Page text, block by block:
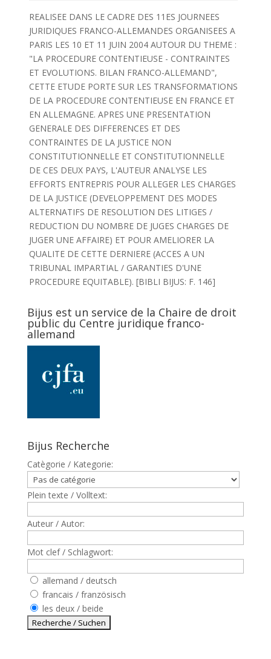
REALISEE DANS LE CADRE DES 11ES JOURNEES
JURIDIQUES FRANCO-ALLEMANDES ORGANISEES A
PARIS LES 10 ET 11 JUIN 2004 AUTOUR DU THEME :
"LA PROCEDURE CONTENTIEUSE - CONTRAINTES
ET EVOLUTIONS. BILAN FRANCO-ALLEMAND",
CETTE ETUDE PORTE SUR LES TRANSFORMATIONS
DE LA PROCEDURE CONTENTIEUSE EN FRANCE ET
EN ALLEMAGNE. APRES UNE PRESENTATION
GENERALE DES DIFFERENCES ET DES
CONTRAINTES DE LA JUSTICE NON
CONSTITUTIONNELLE ET CONSTITUTIONNELLE
DE CES DEUX PAYS, L'AUTEUR ANALYSE LES
EFFORTS ENTREPRIS POUR ALLEGER LES CHARGES
DE LA JUSTICE (DEVELOPPEMENT DES MODES
ALTERNATIFS DE RESOLUTION DES LITIGES /
REDUCTION DU NOMBRE DE JUGES CHARGES DE
JUGER UNE AFFAIRE) ET POUR AMELIORER LA
QUALITE DE CETTE DERNIERE (ACCES A UN
TRIBUNAL IMPARTIAL / GARANTIES D'UNE
PROCEDURE EQUITABLE). [BIBLI BIJUS: F. 146]
Bijus est un service de la Chaire de droit
public du Centre juridique franco-
allemand
Bijus Recherche
Catègorie / Kategorie:
Plein texte / Volltext:
Auteur / Autor:
Mot clef / Schlagwort:
allemand / deutsch
francais / französisch
les deux / beide